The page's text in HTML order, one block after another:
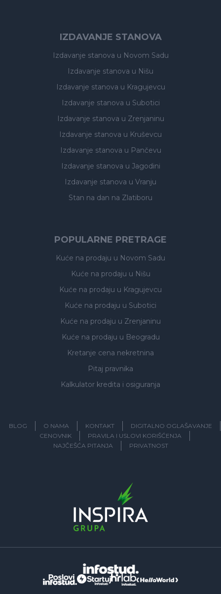
IZDAVANJE STANOVA
Izdavanje stanova u Novom Sadu
Izdavanje stanova u Nišu
Izdavanje stanova u Kragujevcu
Izdavanje stanova u Subotici
Izdavanje stanova u Zrenjaninu
Izdavanje stanova u Kruševcu
Izdavanje stanova u Pančevu
Izdavanje stanova u Jagodini
Izdavanje stanova u Vranju
Stan na dan na Zlatiboru
POPULARNE PRETRAGE
Kuće na prodaju u Novom Sadu
Kuće na prodaju u Nišu
Kuće na prodaju u Kragujevcu
Kuće na prodaju u Subotici
Kuće na prodaju u Zrenjaninu
Kuće na prodaju u Beogradu
Kretanje cena nekretnina
Pitaj pravnika
Kalkulator kredita i osiguranja
BLOG O NAMA KONTAKT
DIGITALNO OGLAŠAVANJE
CENOVNIK
PRAVILA I USLOVI KORIŠĆENJA
NAJČEŠĆA PITANJA
PRIVATNOST